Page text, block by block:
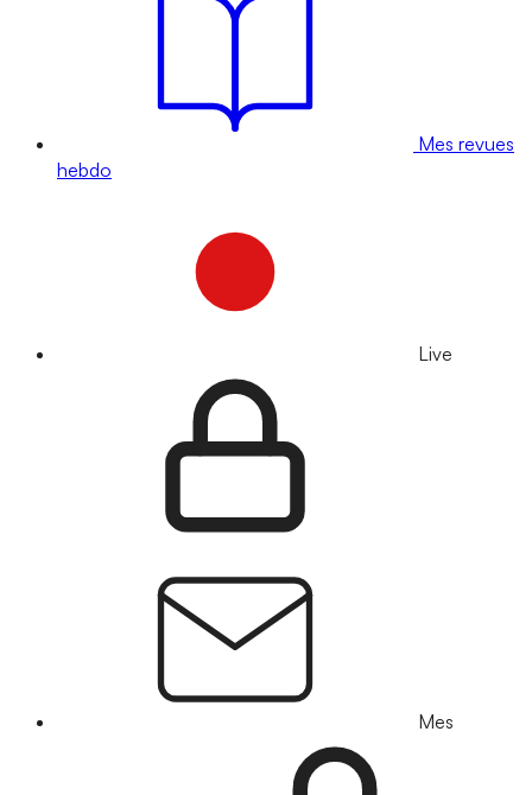
Mes revues
hebdo
Live
Mes